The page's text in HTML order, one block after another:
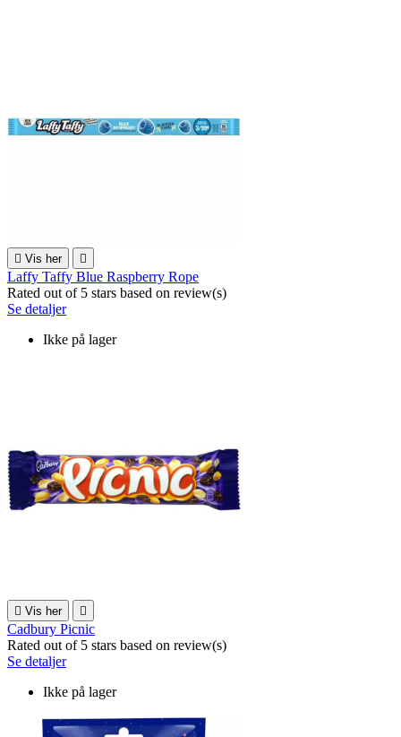
 Vis her 
Laffy Taffy Blue Raspberry Rope
Rated out of 5 stars based on review(s)
Se detaljer
Ikke på lager
 Vis her 
Cadbury Picnic
Rated out of 5 stars based on review(s)
Se detaljer
Ikke på lager